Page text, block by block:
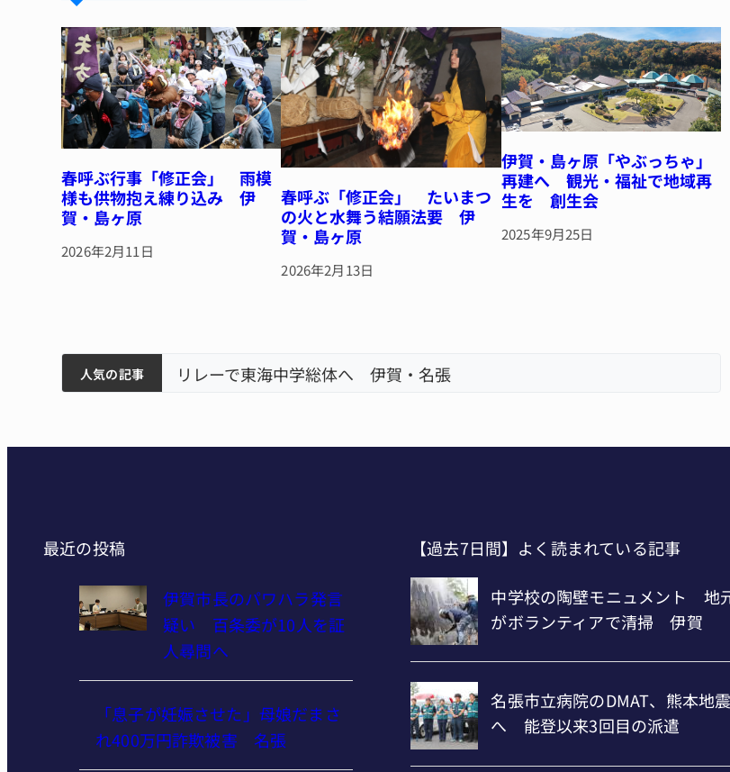
y s o
o
k
春呼ぶ行事「修正会」 雨模
様も供物抱え練り込み 伊
賀・島ヶ原
2026年2月11日
春呼ぶ「修正会」 たいまつ
の火と水舞う結願法要 伊
賀・島ヶ原
2026年2月13日
伊賀・島ヶ原「やぶっちゃ」
再建へ 観光・福祉で地域再
生を 創生会
2025年9月25日
人気の記事
ィアで清掃 伊賀
3回目の派遣
う 近大高専 リレーで東海中学総体へ 伊賀・名張
最近の投稿
伊賀市長のパワハラ発言
疑い 百条委が10人を証
人尋問へ
「息子が妊娠させた」母娘だまさ
れ400万円詐欺被害 名張
【過去7日間】よく読まれている記事